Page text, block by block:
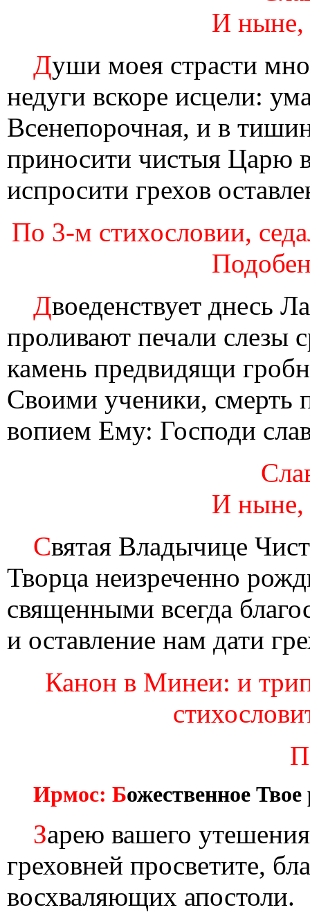
И ныне,
Души моея страсти
недуги вскоре исцели:
Всенепорочная, и в
приносити чистыя Царю
испросити грехов
По 3-м стихословии,
Двоеденствует днесь
проливают печали
камень предвидящи
Своими ученики, смерть
вопием Ему: Господи
И ныне,
Святая Владычице
Творца неизреченно
священными всегда
и оставление нам дати
Канон в Минеи: и
Ирмос: Божественное Твое
Зарею вашего
греховней просветите,
восхваляющих апостоли.